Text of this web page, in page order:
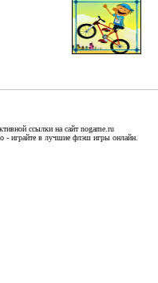
ссылки на сайт nogame.ru
- играйте в лучшие флэш игры онлайн.